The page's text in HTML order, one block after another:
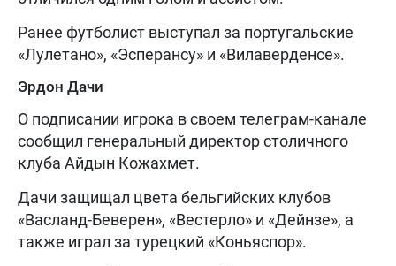
Ранее футболист выступал за португальские
«Лулетано», «Эсперансу» и «Вилаверденсе».
Эрдон Дачи
О подписании игрока в своем телеграм-канале
сообщил генеральный директор столичного
клуба Айдын Кожахмет.
Дачи защищал цвета бельгийских клубов
«Васланд-Беверен», «Вестерло» и «Дейнзе», а
также играл за турецкий «Коньяспор».